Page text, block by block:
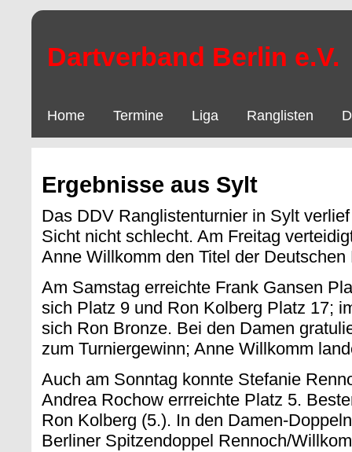
Dartverband Berlin e.V.
Home Termine Liga Ranglisten
Ergebnisse aus Sylt
Das DDV Ranglistenturnier in Sylt
Sicht nicht schlecht. Am Freitag
Anne Willkomm den Titel der
Am Samstag erreichte Frank Gansen
sich Platz 9 und Ron Kolberg Platz 17;
sich Ron Bronze. Bei den Damen
zum Turniergewinn; Anne Willkomm
Auch am Sonntag konnte Stefanie
Andrea Rochow errreichte Platz 5.
Ron Kolberg (5.). In den Damen-
Berliner Spitzendoppel Rennoch/